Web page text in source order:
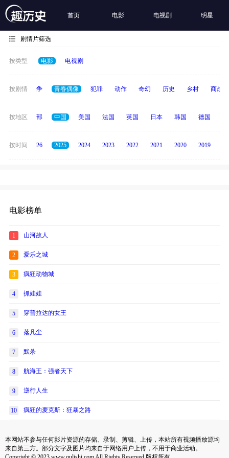
首页 电影 电视剧 明星
剧情片筛选
按类型 电影 电视剧
按剧情
古装 战争 青春偶像 犯罪 动作 奇幻 历史 乡村 商战
按地区 全部 中国 美国 法国 英国 日本 韩国 德国
按时间
全部 2026 2025 2024 2023 2022 2021 2020 2019
电影榜单
1 山河故人
2 爱乐之城
3 疯狂动物城
4 抓娃娃
5 穿普拉达的女王
6 落凡尘
7 默杀
8 航海王：强者天下
9 逆行人生
10 疯狂的麦克斯：狂暴之路
本网站不参与任何影片资源的存储、录制、剪辑、上传，本站所有视频播放源均
来自第三方。部分文字及图片均来自于网络用户上传，不用于商业活动。